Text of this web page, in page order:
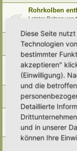
Rohrkolben
Letzter Beitrag von
Anleitung
Letzter Beitrag von
Sumpfbeet mit
Letzter Beitrag von
Antworten:11
kleine
Letzter Beitrag von
Mein
Letzter Beitrag von
Antworten:3
Idee für
Diese Seite
Technologien
bestimmter
akzeptieren"
(Einwilligung).
und die
Detaillierte
und in unserer
können Ihre